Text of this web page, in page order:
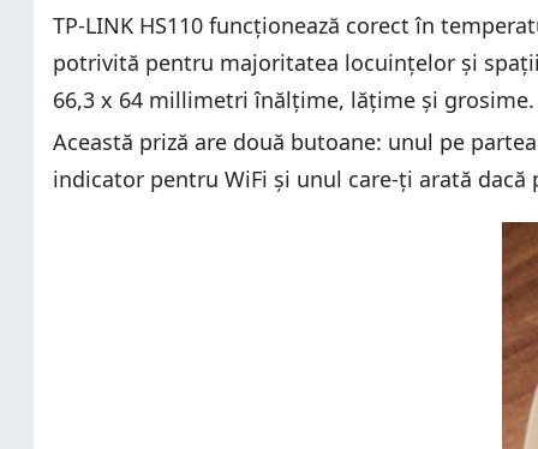
TP-LINK HS110 funcționează corect în
potrivită pentru majoritatea locuințelor și
66,3 x 64 millimetri înălțime, lățime și
Această priză are două butoane: unul pe
indicator pentru WiFi și unul care-ți arată